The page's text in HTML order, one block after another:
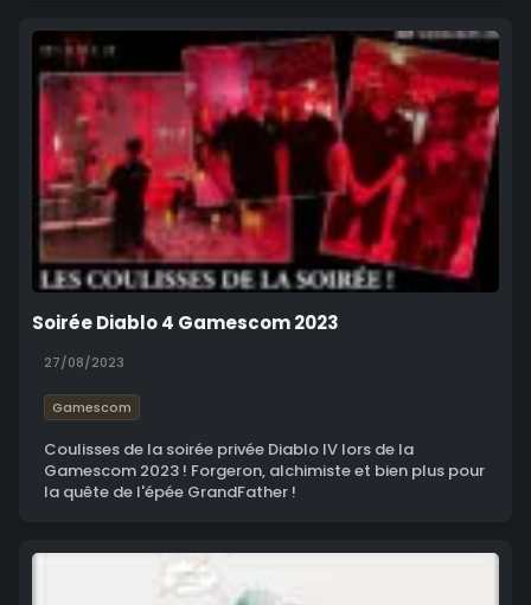
Soirée Diablo 4 Gamescom 2023
27/08/2023
Gamescom
Coulisses de la soirée privée Diablo IV lors de la
Gamescom 2023 ! Forgeron, alchimiste et bien plus pour
la quête de l'épée GrandFather !